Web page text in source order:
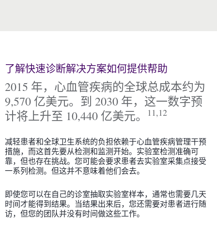
了解快速诊断解决方案如何提供帮助
2015 年，心血管疾病的全球总成本约为
9,570 亿美元。到 2030 年，这一数字预
计将上升至 10,440 亿美元。
11,12
减轻患者和全球卫生系统的负担依赖于心血管疾病管理干预
措施，而这首先要从检测和监测开始。实验室检测准确可
靠，但也存在挑战。您可能会要求患者去实验室采集点接受
一系列检测。但这并不意味着他们会去。
即使您可以在自己的诊室抽取实验室样本，通常也需要几天
时间才能得到结果。当结果出来后，您还需要对患者进行随
访，但您的团队并没有时间做这些工作。